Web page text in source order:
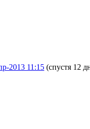
2013 11:15 (спустя 12